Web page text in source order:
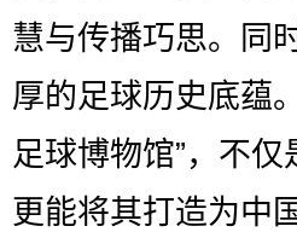
慧与传播巧思。同
厚的足球历史底蕴
足球博物馆”，不
更能将其打造为中